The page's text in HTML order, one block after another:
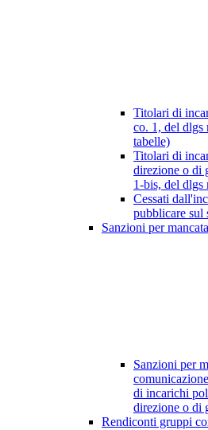
Titolari di
co. 1, del dlgs
tabelle)
Titolari di
direzione o di
1-bis, del dlgs
Cessati
pubblicare sul
Sanzioni per
Sanzioni per
di incarichi
direzione o di
Rendiconti gruppi